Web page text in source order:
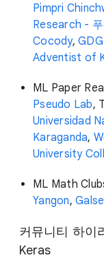
Pimpri
Research -
Cocody,
Adventist of
ML Paper
Pseudo Lab,
Universidad
Karaganda,
University
ML Math
Yangon,
커뮤니티 하이
Keras